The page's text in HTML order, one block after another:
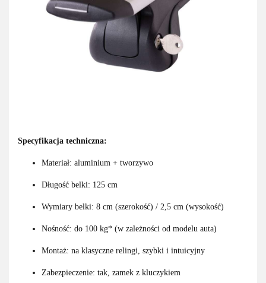
Specyfikacja techniczna:
Materiał: aluminium + tworzywo
Długość belki: 125 cm
Wymiary belki: 8 cm (szerokość) / 2,5 cm (wysokość)
Nośność: do 100 kg* (w zależności od modelu auta)
Montaż: na klasyczne relingi, szybki i intuicyjny
Zabezpieczenie: tak, zamek z kluczykiem